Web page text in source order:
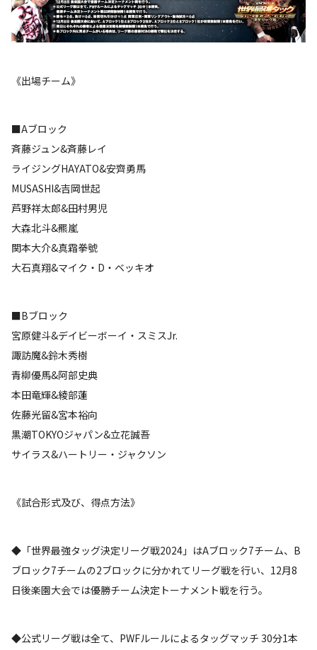
《出場チーム》
■Aブロック
斉藤ジュン&斉藤レイ
ライジングHAYATO&安齊勇馬
MUSASHI&吉岡世起
芦野祥太郎&田村男児
大森北斗&羆嵐
関本大介&真霜拳號
大石真翔&マイク・D・ベッキオ
■Bブロック
宮原健斗&デイビーボーイ・スミスJr.
諏訪魔&鈴木秀樹
青柳優馬&阿部史典
本田竜輝&綾部蓮
佐藤光留&宮本裕向
黒潮TOKYOジャパン&立花誠吾
サイラス&ハートリー・ジャクソン
《試合形式及び、得点方法》
◆「世界最強タッグ決定リーグ戦2024」はAブロック7チーム、B
ブロック7チームの2ブロックに分かれてリーグ戦を行い、12月8
日後楽園大会では優勝チーム決定トーナメント戦を行う。
◆公式リーグ戦は全て、PWFルールによるタッグマッチ 30分1本